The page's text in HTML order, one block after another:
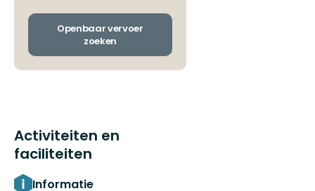
en
Openbaar vervoer
zoeken
Activiteiten en
faciliteiten
Informatie